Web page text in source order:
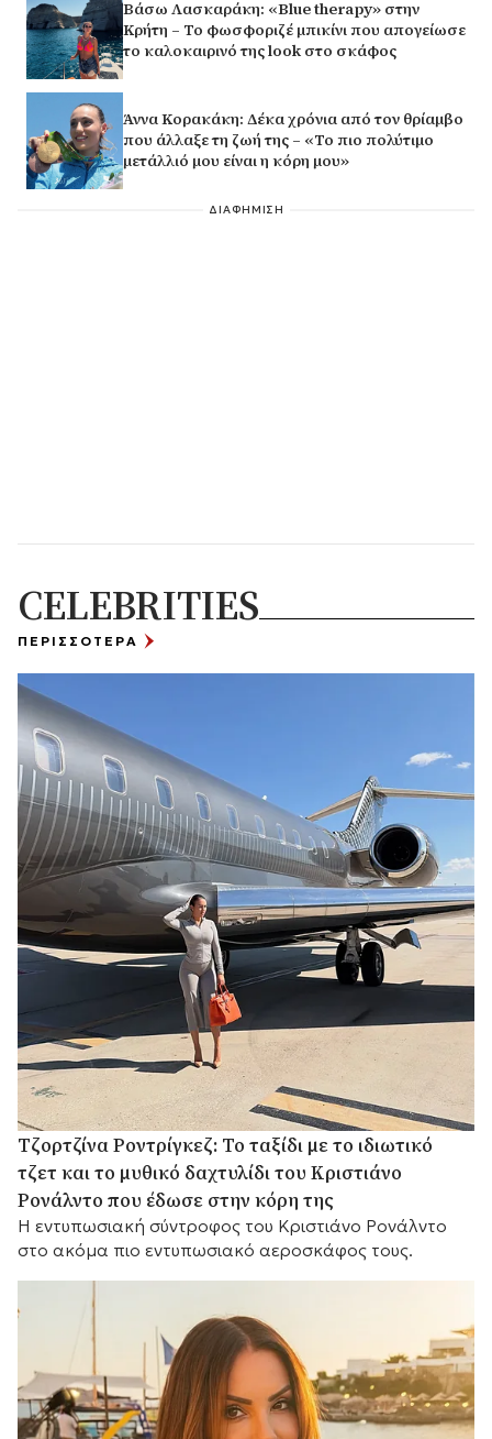
Βάσω Λασκαράκη: «Blue therapy» στην
Κρήτη – Το φωσφοριζέ μπικίνι που απογείωσε
το καλοκαιρινό της look στο σκάφος
Άννα Κορακάκη: Δέκα χρόνια από τον θρίαμβο
που άλλαξε τη ζωή της – «Το πιο πολύτιμο
μετάλλιό μου είναι η κόρη μου»
ΔΙΑΦΗΜΙΣΗ
CELEBRITIES
ΠΕΡΙΣΣΟΤΕΡΑ
Τζορτζίνα Ροντρίγκεζ: Το ταξίδι με το ιδιωτικό
τζετ και το μυθικό δαχτυλίδι του Κριστιάνο
Ρονάλντο που έδωσε στην κόρη της
Η εντυπωσιακή σύντροφος του Κριστιάνο Ρονάλντο
στο ακόμα πιο εντυπωσιακό αεροσκάφος τους.